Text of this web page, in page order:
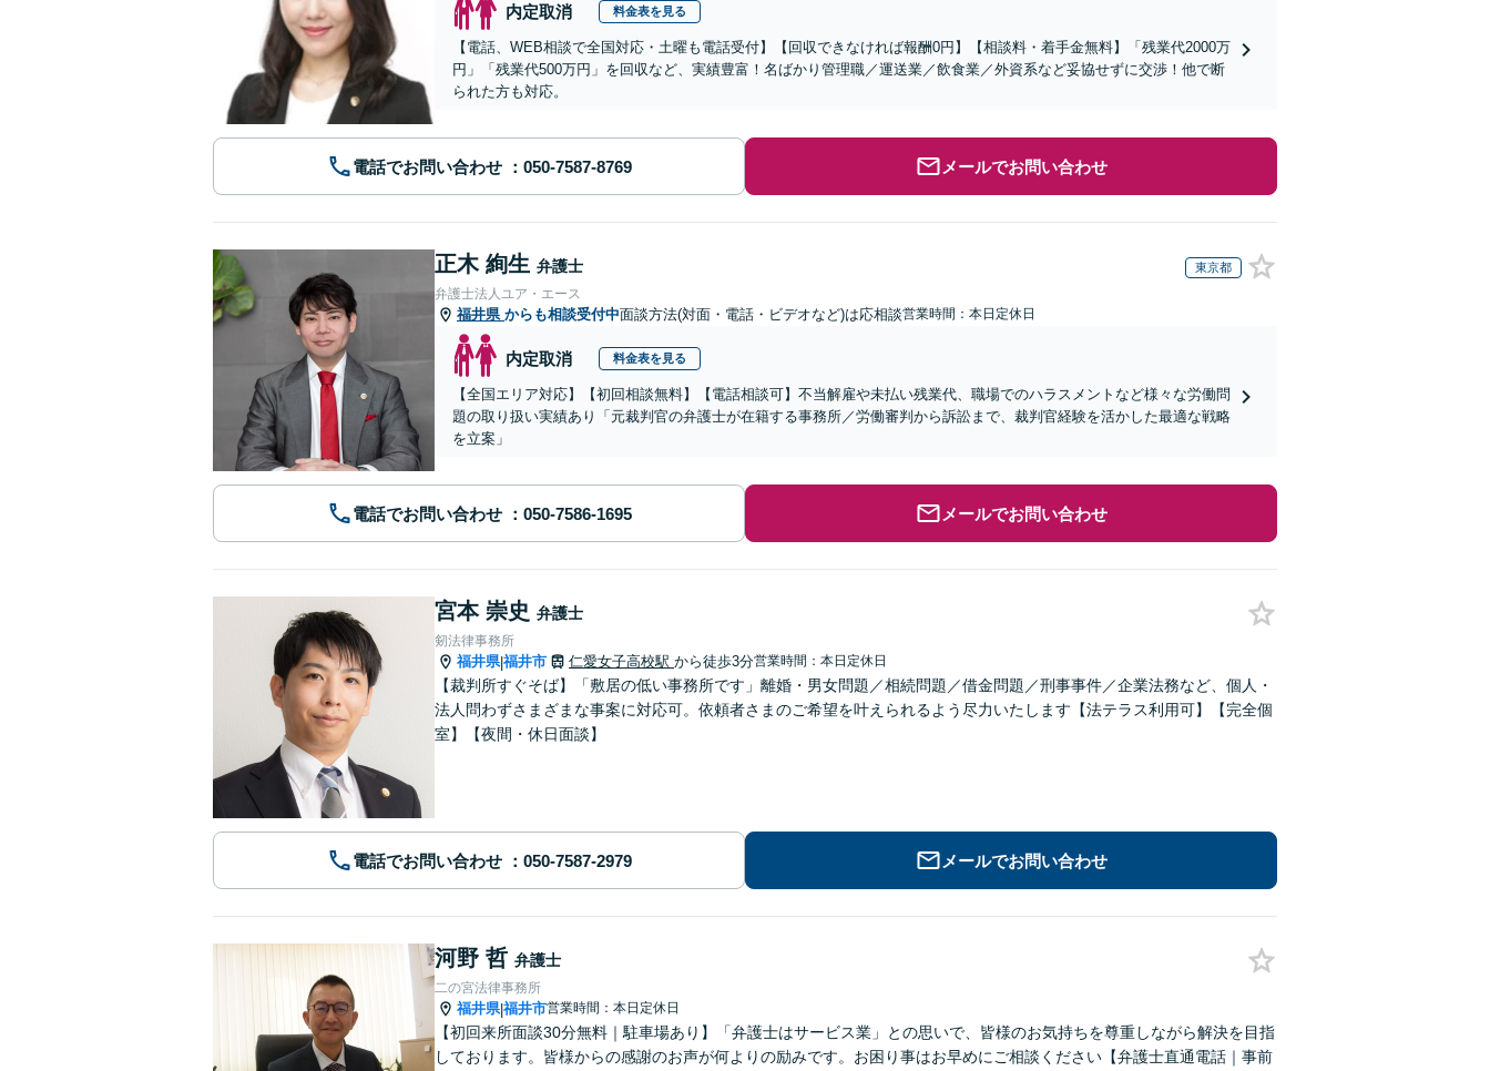
内定取消 料金表を見る
【電話、WEB相談で全国対応・土曜も電話受付】【回収できなければ報酬0円】【相談料・着手金無料】「残業代2000万
円」「残業代500万円」を回収など、実績豊富！名ばかり管理職／運送業／飲食業／外資系など妥協せずに交渉！他で断
られた方も対応。
電話でお問い合わせ メールでお問い合わせ
正木 絢生 弁護士 東京都
弁護士法人ユア・エース
福井県 からも相談受付中面談方法(対面・電話・ビデオなど)は応相談営業時間：本日定休日
内定取消 料金表を見る
【全国エリア対応】【初回相談無料】【電話相談可】不当解雇や未払い残業代、職場でのハラスメントなど様々な労働問
題の取り扱い実績あり「元裁判官の弁護士が在籍する事務所／労働審判から訴訟まで、裁判官経験を活かした最適な戦略
を立案」
電話でお問い合わせ メールでお問い合わせ
宮本 崇史 弁護士
剱法律事務所
福井県|福井市 仁愛女子高校駅 から徒歩3分営業時間：本日定休日
【裁判所すぐそば】「敷居の低い事務所です」離婚・男女問題／相続問題／借金問題／刑事事件／企業法務など、個人・
法人問わずさまざまな事案に対応可。依頼者さまのご希望を叶えられるよう尽力いたします【法テラス利用可】【完全個
室】【夜間・休日面談】
電話でお問い合わせ メールでお問い合わせ
河野 哲 弁護士
二の宮法律事務所
福井県|福井市営業時間：本日定休日
【初回来所面談30分無料｜駐車場あり】「弁護士はサービス業」との思いで、皆様のお気持ちを尊重しながら解決を目指
しております。皆様からの感謝のお声が何よりの励みです。お困り事はお早めにご相談ください【弁護士直通電話｜事前